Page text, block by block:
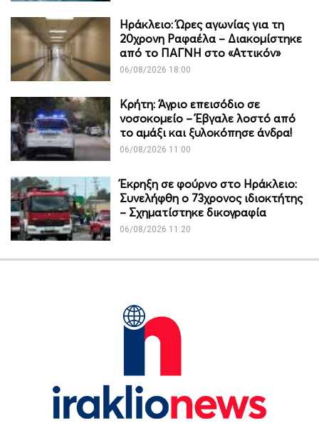
Ηράκλειο: Ώρες αγωνίας για τη
20χρονη Ραφαέλα – Διακομίστηκε
από το ΠΑΓΝΗ στο «Αττικόν»
06/08/2026 18:00
Κρήτη: Άγριο επεισόδιο σε
νοσοκομείο – Έβγαλε λοστό από
το αμάξι και ξυλοκόπησε άνδρα!
06/08/2026 11:00
Έκρηξη σε φούρνο στο Ηράκλειο:
Συνελήφθη ο 73χρονος ιδιοκτήτης
– Σχηματίστηκε δικογραφία
06/08/2026 11:20